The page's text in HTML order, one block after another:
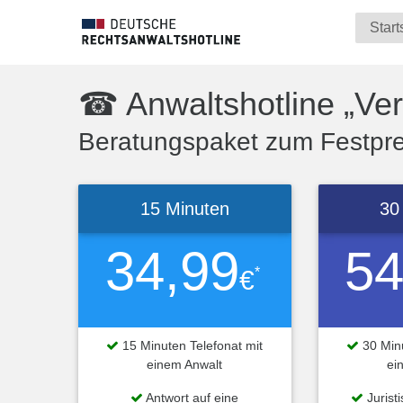
☎ Anwaltshotline
Beratungspaket zum
34,99€*
15 Minuten
15 Minuten Telefonat mit
einem Anwalt
Antwort auf eine
30